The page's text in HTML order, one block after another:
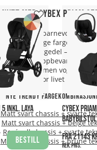
med Cybex Priam
komplett barnevogn –
i ferdige
liggedel – enkel å
oppbevare
for å slå sammen vognen
(perfekt for livet på farten)
Nye trendy
Matt svart chassis + svarte
Matt svart chassis + beige
Roségull chassis + svarte
Matt svart chassis + brune
INKL. LAYA
Bestill
CYBEX
Fra 21143
Rek. pris: